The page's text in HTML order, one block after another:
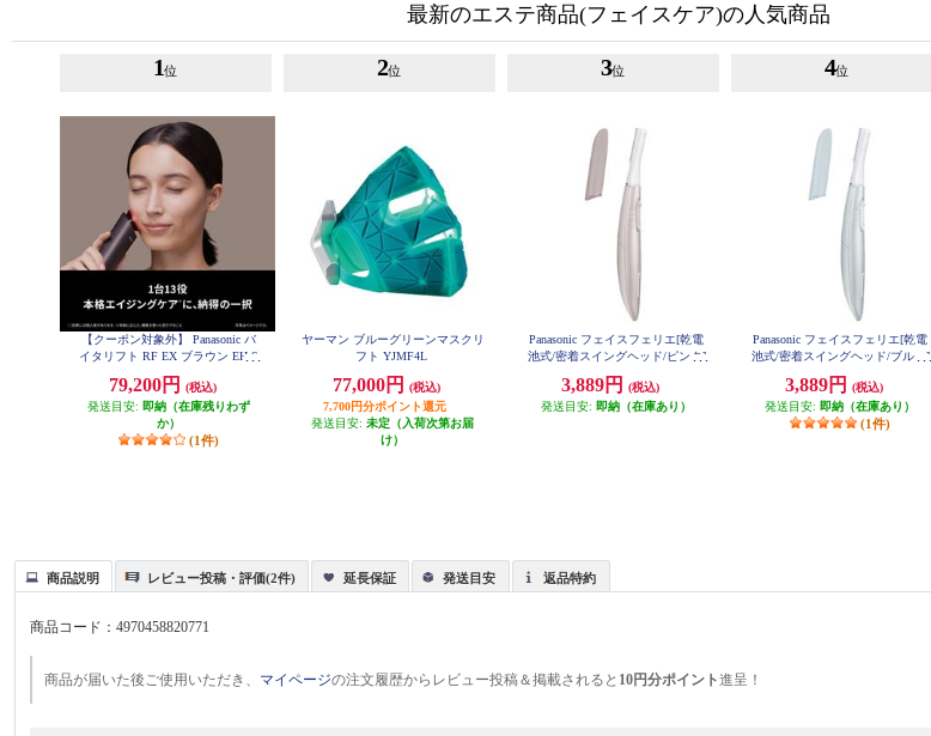
最新のエステ商品(フェイスケア)の人気商品
1位
【クーポン対象外】 Panasonic バ
イタリフト RF EX ブラウン EH-S
79,200円
(税込)
発送目安: 即納（在庫残りわず
か）
(1件)
2位
ヤーマン ブルーグリーンマスクリ
フト YJMF4L
77,000円
(税込)
7,700円分ポイント還元
発送目安: 未定（入荷次第お届
け）
3位
Panasonic フェイスフェリエ[乾電
池式/密着スイングヘッド/ピンク]
3,889円
(税込)
発送目安: 即納（在庫あり）
4位
Panasonic フェイスフェリエ[乾電
池式/密着スイングヘッド/ブルー]
3,889円
(税込)
発送目安: 即納（在庫あり）
(1件)
商品説明 レビュー投稿・評価(2件) 延長保証 発送目安 返品特約
商品コード：4970458820771
商品が届いた後ご使用いただき、 マイページの注文履歴からレビュー投稿＆掲載されると 10円分ポイント進呈！